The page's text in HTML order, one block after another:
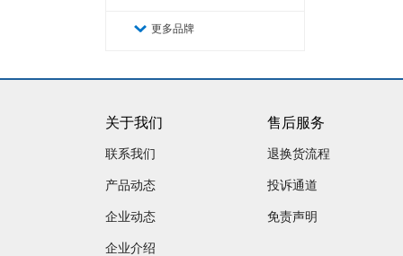
更多品牌
关于我们
联系我们
产品动态
企业动态
企业介绍
售后服务
退换货流程
投诉通道
免责声明